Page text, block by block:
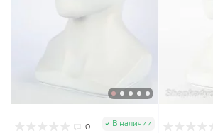
0 В наличии